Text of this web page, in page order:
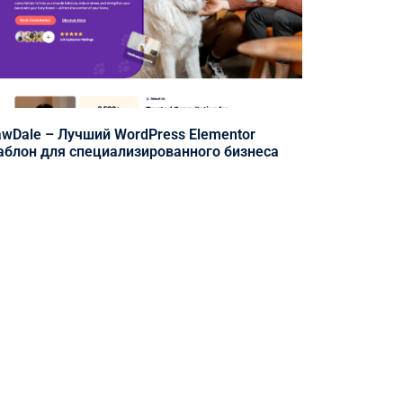
– Лучший WordPress Elementor
для специализированного бизнеса